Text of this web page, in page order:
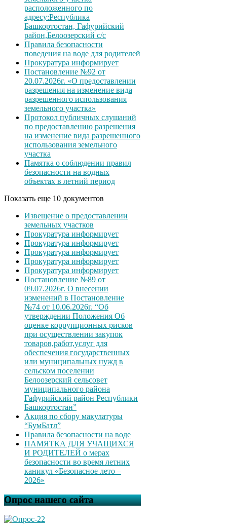
расположенного по
адресу:Республика
Башкортостан, Гафурийский
район,Белоозерский с/с
Правила безопасности
поведения на воде для родителей
Прокуратура информирует
Постановление №92 от
20.07.2026г. «О предоставлении
разрешения на изменение вида
разрешенного использования
земельного участка»
Протокол публичных слушаний
по предоставлению разрешения
на изменение вида разрешенного
использования земельного
участка
Памятка о соблюдении правил
безопасности на водных
объектах в летний период
Показать еще 10 документов
Извещение о предоставлении
земельных участков
Прокуратура информирует
Прокуратура информирует
Прокуратура информирует
Прокуратура информирует
Прокуратура информирует
Постановление №89 от
09.07.2026г. О внесении
изменений в Постановление
№74 от 10.06.2026г. “Об
утверждении Положения Об
оценке коррупционных рисков
при осуществлении закупок
товаров,работ,услуг для
обеспечения государственных
или муниципальных нужд в
сельском поселении
Белоозерский сельсовет
муниципального района
Гафурийский район Республики
Башкортостан”
Акция по сбору макулатуры
“БумБатл”
Правила безопасности на воде
ПАМЯТКА ДЛЯ УЧАЩИХСЯ
И РОДИТЕЛЕЙ о мерах
безопасности во время летних
каникул «Безопасное лето –
2026»
Опрос нашего сайта